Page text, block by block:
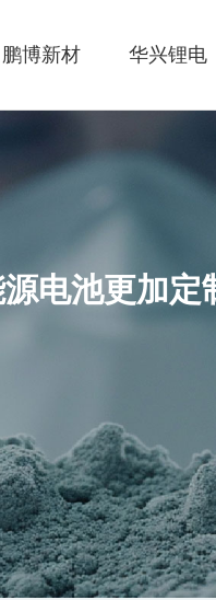
鹏博新材 华兴锂电
电池更加